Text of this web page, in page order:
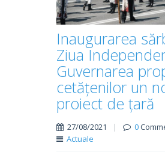
Inaugurarea
Ziua
Guvernarea
cetățenilor un
proiect de țară
27/08/2021 | 0
Actuale